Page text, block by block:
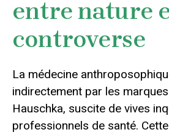
entre nature
controverse
La médecine
indirectement par les
Hauschka, suscite de vives
professionnels de santé.